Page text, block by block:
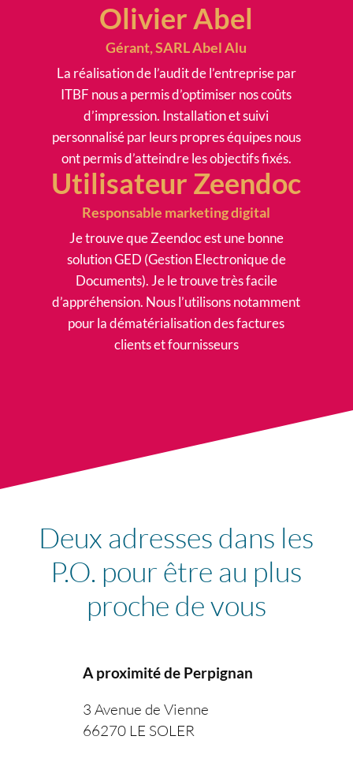
Olivier Abel
Gérant, SARL Abel Alu
La réalisation de l’audit de l’entreprise par
ITBF nous a permis d’optimiser nos coûts
d’impression. Installation et suivi
personnalisé par leurs propres équipes nous
ont permis d’atteindre les objectifs fixés.
Utilisateur Zeendoc
Responsable marketing digital
Je trouve que Zeendoc est une bonne
solution GED (Gestion Electronique de
Documents). Je le trouve très facile
d’appréhension. Nous l’utilisons notamment
pour la dématérialisation des factures
clients et fournisseurs
Deux adresses dans les
P.O. pour être au plus
proche de vous
A proximité de Perpignan
3 Avenue de Vienne
66270 LE SOLER